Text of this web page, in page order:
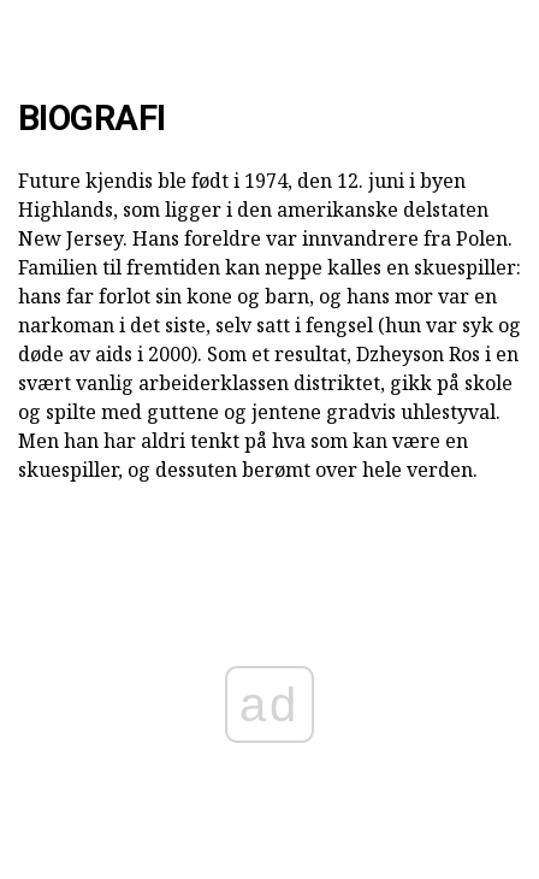
BIOGRAFI
Future kjendis ble født i 1974, den 12. juni i byen
Highlands, som ligger i den amerikanske delstaten
New Jersey. Hans foreldre var innvandrere fra Polen.
Familien til fremtiden kan neppe kalles en skuespiller:
hans far forlot sin kone og barn, og hans mor var en
narkoman i det siste, selv satt i fengsel (hun var syk og
døde av aids i 2000). Som et resultat, Dzheyson Ros i en
svært vanlig arbeiderklassen distriktet, gikk på skole
og spilte med guttene og jentene gradvis uhlestyval.
Men han har aldri tenkt på hva som kan være en
skuespiller, og dessuten berømt over hele verden.
ad